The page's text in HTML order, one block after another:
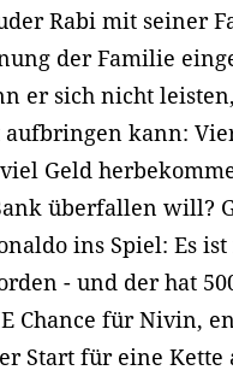
Rabi mit seiner
der Familie
er sich nicht
kann:
Geld
überfallen will?
ins Spiel: Es
- und der hat
Chance für Nivin,
Start für eine